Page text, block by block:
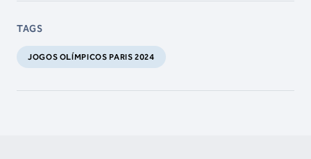
TAGS
JOGOS OLÍMPICOS PARIS 2024